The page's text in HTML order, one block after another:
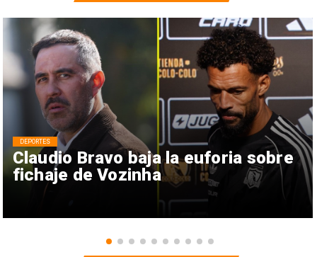
Claudio Bravo baja la euforia sobre
fichaje de Vozinha
DEPORTES